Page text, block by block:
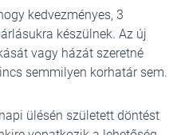
kedvezményes, 3
készülnek. Az új
vagy házát szeretné
semmilyen korhatár sem.
ülésén született döntést